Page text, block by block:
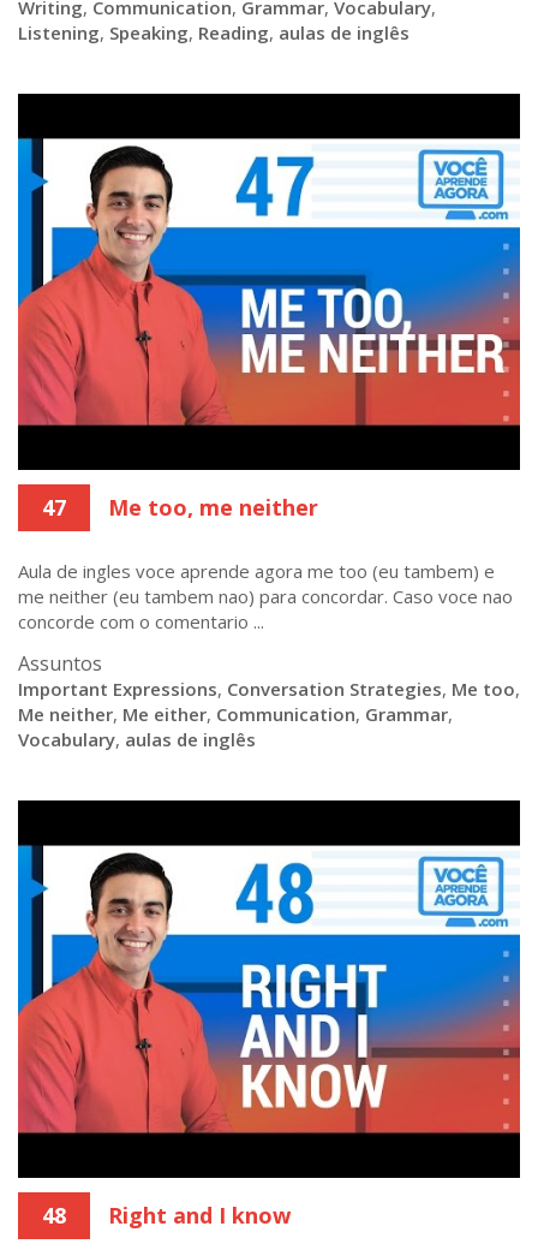
Writing, Communication, Grammar, Vocabulary,
Listening, Speaking, Reading, aulas de inglês
47 Me too, me neither
Aula de ingles voce aprende agora me too (eu tambem) e
me neither (eu tambem nao) para concordar. Caso voce nao
concorde com o comentario ...
Assuntos
Important Expressions, Conversation Strategies, Me too,
Me neither, Me either, Communication, Grammar,
Vocabulary, aulas de inglês
48 Right and I know